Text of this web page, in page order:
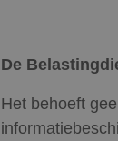
De
Het behoeft